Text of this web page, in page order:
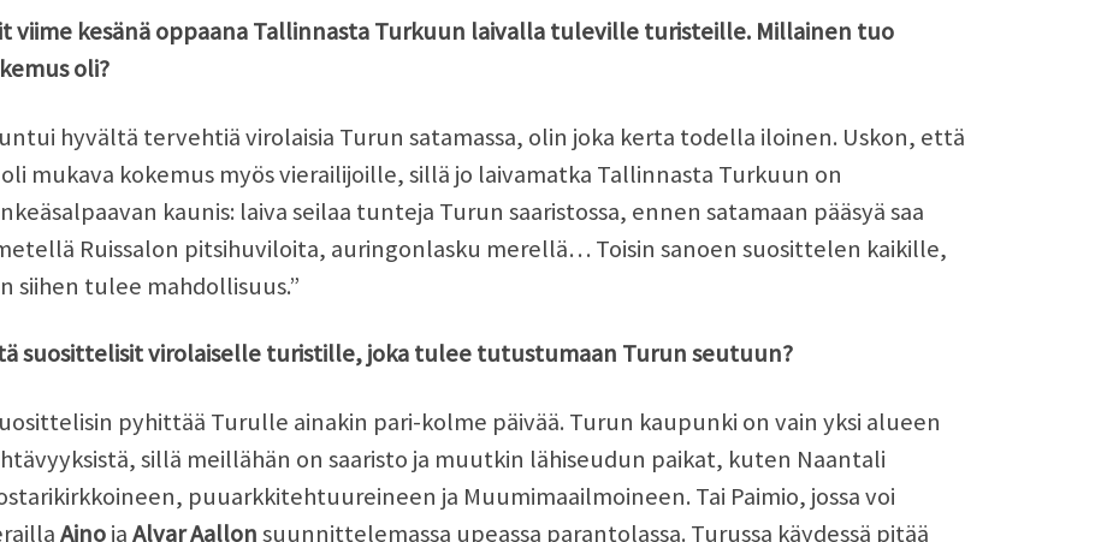
viime kesänä oppaana Tallinnasta Turkuun laivalla tuleville turisteille. Millainen tuo
oli?
hyvältä tervehtiä virolaisia Turun satamassa, olin joka kerta todella iloinen. Uskon, että
mukava kokemus myös vierailijoille, sillä jo laivamatka Tallinnasta Turkuun on
kaunis: laiva seilaa tunteja Turun saaristossa, ennen satamaan pääsyä saa
Ruissalon pitsihuviloita, auringonlasku merellä… Toisin sanoen suosittelen kaikille,
siihen tulee mahdollisuus.”
suosittelisit virolaiselle turistille, joka tulee tutustumaan Turun seutuun?
pyhittää Turulle ainakin pari-kolme päivää. Turun kaupunki on vain yksi alueen
sillä meillähän on saaristo ja muutkin lähiseudun paikat, kuten Naantali
puuarkkitehtuureineen ja Muumimaailmoineen. Tai Paimio, jossa voi
AinojaAlvar Aallonsuunnittelemassa upeassa parantolassa. Turussa käydessä pitää